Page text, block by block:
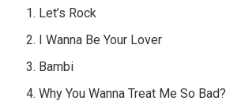
Let’s Rock
I Wanna Be Your Lover
Bambi
Why You Wanna Treat Me So Bad?